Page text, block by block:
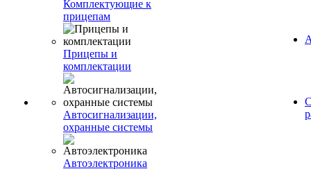
Комплектующие к
прицепам
Прицепы и
комплектации
Автосигнализации,
охранные системы
Автоэлектроника